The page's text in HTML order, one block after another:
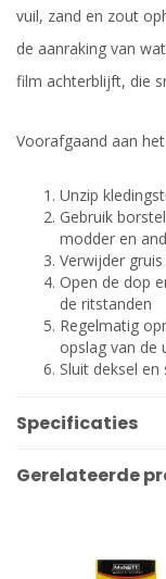
vuil, zand en zout
de aanraking van
film achterblijft, die
Voorafgaand aan
Unzip
Gebruik
modder en
Verwijder
Open de dop
de ritstanden
Regelmatig
opslag van de
Sluit deksel
Specificaties
Gerelateerde